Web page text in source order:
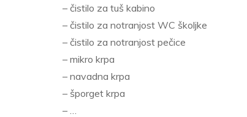
– čistilo za tuš kabino
– čistilo za notranjost WC školjke
– čistilo za notranjost pečice
– mikro krpa
– navadna krpa
– šporget krpa
– …